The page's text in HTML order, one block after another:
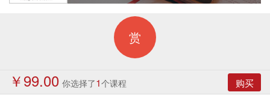
赏
￥99.00 你选择了1个课程 购买